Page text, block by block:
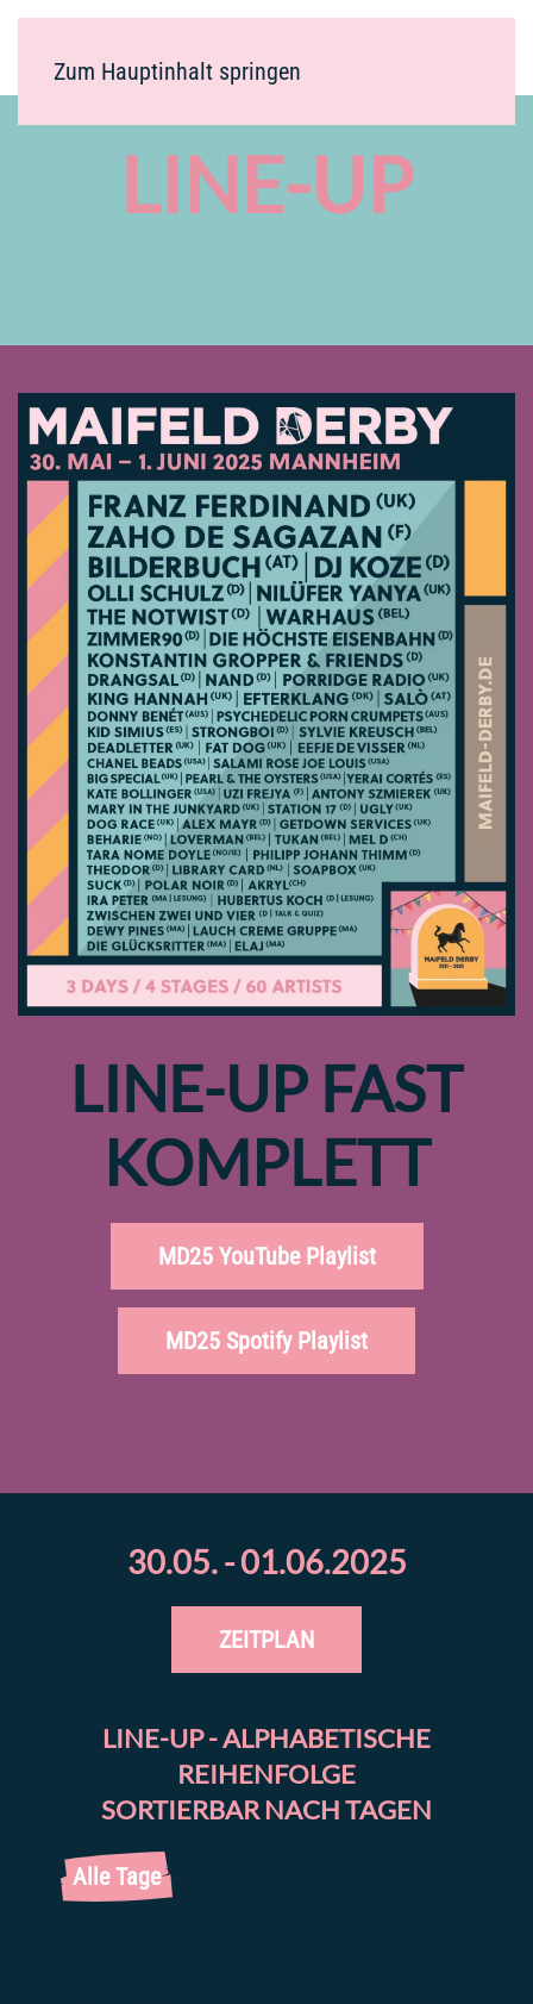
Zum Hauptinhalt springen
LINE-UP
LINE-UP FAST
KOMPLETT
MD25 YouTube Playlist
MD25 Spotify Playlist
30.05. - 01.06.2025
ZEITPLAN
LINE-UP - ALPHABETISCHE
REIHENFOLGE
SORTIERBAR NACH TAGEN
Alle Tage